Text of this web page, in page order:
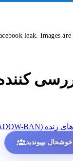
leak. Images
زنده